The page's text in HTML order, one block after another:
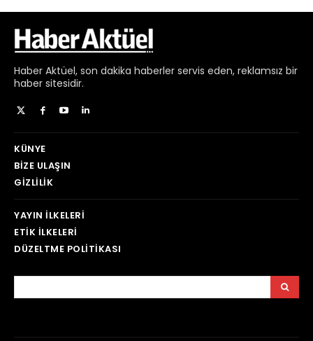
Haber Aktüel, son dakika haberler servis eden, reklamsız bir
haber sitesidir.
KÜNYE
BIZE ULAŞIN
GIZLILIK
YAYIN İLKELERI
ETIK İLKELERI
DÜZELTME POLITIKASI